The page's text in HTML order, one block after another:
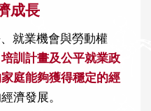
成長
就業機會與勞動權
訓計畫及公平就業政
庭能夠獲得穩定的經
濟發展。